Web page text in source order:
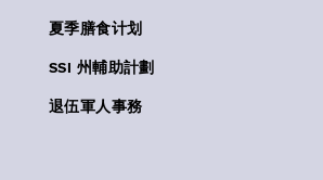
夏季膳食计划
SSI 州輔助計劃
退伍軍人事務